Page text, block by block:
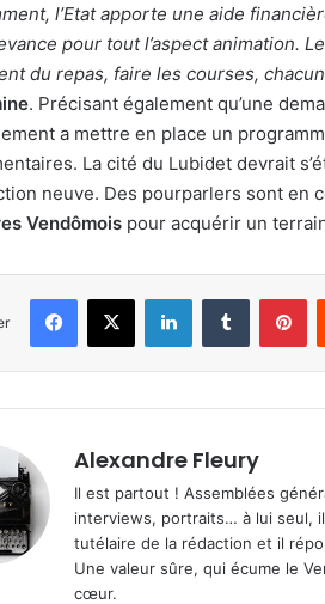
l’Etat apporte une aide
pour tout l’aspect animation.
du repas, faire les courses,
. Précisant également qu’une
a mettre en place un
La cité du Lubidet devrait
neuve. Des pourparlers sont en
Vendômois pour acquérir un
Alexandre Fleury
Il est partout ! Assemblées
interviews, portraits… à lui seul,
tutélaire de la rédaction et il
Une valeur sûre, qui écume le
cœur.